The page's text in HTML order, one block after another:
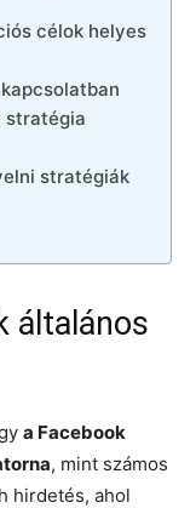
célok helyes
stratégia
stratégiák
általános
a Facebook
, mint számos
hirdetés, ahol